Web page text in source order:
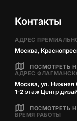
Контакты
АДРЕС
Москва,
ПОСМОТРЕТЬ
АДРЕС
Москва, ул. Нижняя
1‑2 этаж Центр
ПОСМОТРЕТЬ
ВРЕМЯ РАБОТЫ